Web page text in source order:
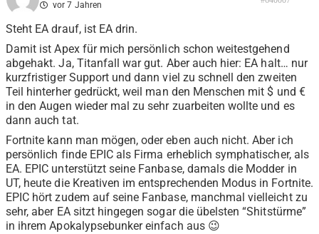
vor 7 Jahren
Steht EA drauf, ist EA drin.
Damit ist Apex für mich persönlich schon weitestgehend
abgehakt. Ja, Titanfall war gut. Aber auch hier: EA halt… nur
kurzfristiger Support und dann viel zu schnell den zweiten
Teil hinterher gedrückt, weil man den Menschen mit $ und €
in den Augen wieder mal zu sehr zuarbeiten wollte und es
dann auch tat.
Fortnite kann man mögen, oder eben auch nicht. Aber ich
persönlich finde EPIC als Firma erheblich symphatischer, als
EA. EPIC unterstützt seine Fanbase, damals die Modder in
UT, heute die Kreativen im entsprechenden Modus in Fortnite.
EPIC hört zudem auf seine Fanbase, manchmal vielleicht zu
sehr, aber EA sitzt hingegen sogar die übelsten “Shitstürme”
in ihrem Apokalypsebunker einfach aus 😉